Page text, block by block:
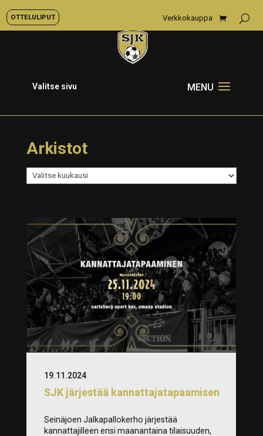
OTTELULIPUT Verkkokauppa
Valitse sivu
Arkistot
Arkistot
SJK järjestää kannattajatapaamisen
19.11.2024
Seinäjoen Jalkapallokerho järjestää
kannattajilleen ensi maanantaina tilaisuuden,